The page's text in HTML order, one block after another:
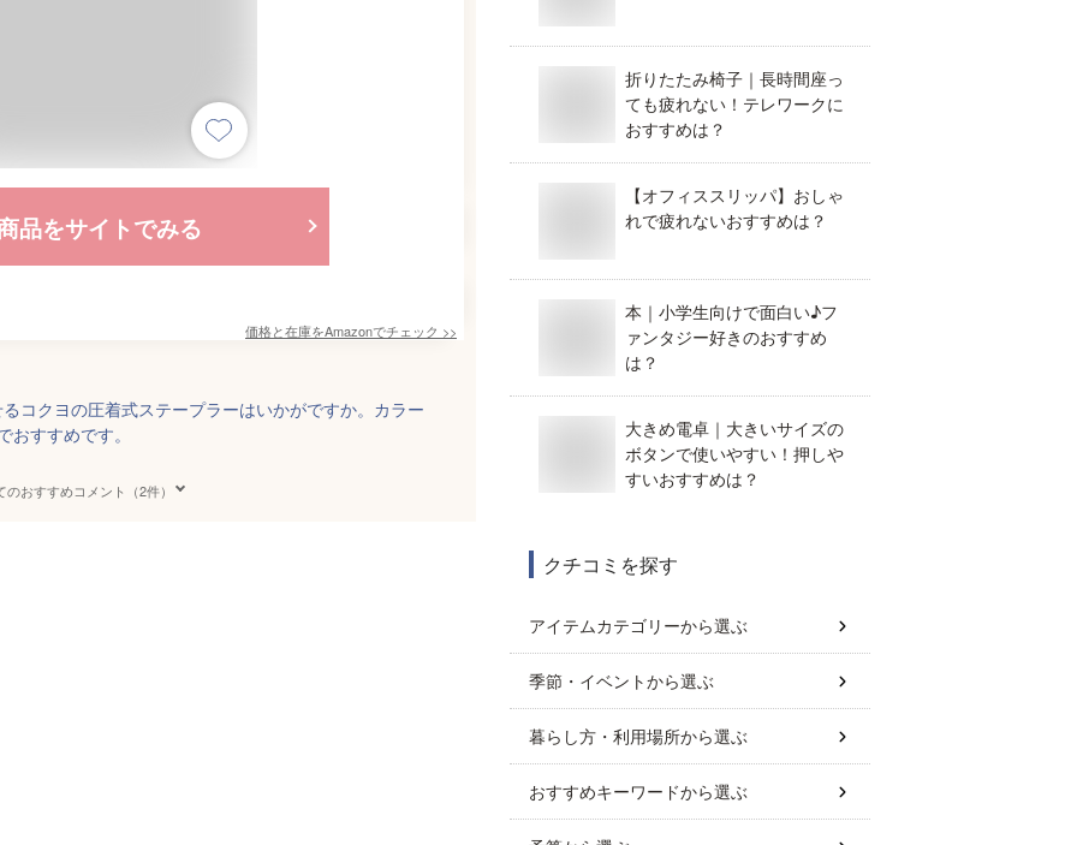
品をサイトでみる
価格と在庫をAmazonでチェック >>
コクヨの圧着式ステープラーはいかがですか。カラー
すすめです。
のおすすめコメント（2件）
折りたたみ椅子｜長時間座っ
ても疲れない！テレワークに
おすすめは？
【オフィススリッパ】おしゃ
れで疲れないおすすめは？
本｜小学生向けで面白い♪フ
ァンタジー好きのおすすめ
は？
大きめ電卓｜大きいサイズの
ボタンで使いやすい！押しや
すいおすすめは？
クチコミを探す
アイテムカテゴリーから選ぶ
季節・イベントから選ぶ
暮らし方・利用場所から選ぶ
おすすめキーワードから選ぶ